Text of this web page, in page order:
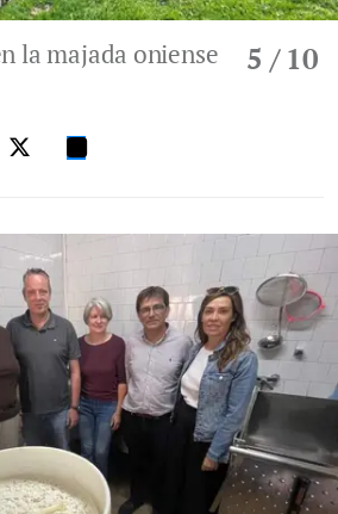
5 / 10
la majada oniense